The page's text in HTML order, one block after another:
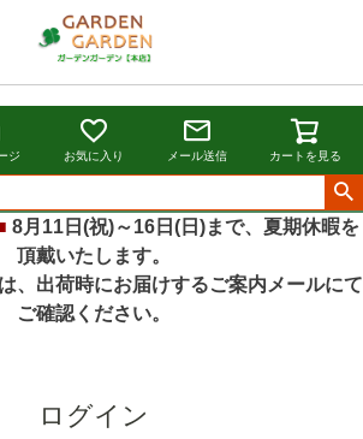
ジ お気に入り メール送信 カートを見る
8月11日(祝)～16日(日)まで、夏期休暇を
頂戴いたします。
荷時にお届けするご案内メールにて
ご確認ください。
ログイン